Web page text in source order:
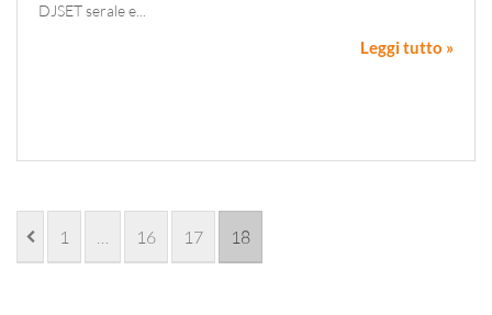
DJSET serale e...
Leggi tutto »
1 16 17 18